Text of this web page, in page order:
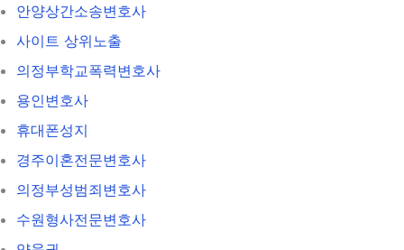
안양상간소송변호사
사이트 상위노출
의정부학교폭력변호사
용인변호사
휴대폰성지
경주이혼전문변호사
의정부성범죄변호사
수원형사전문변호사